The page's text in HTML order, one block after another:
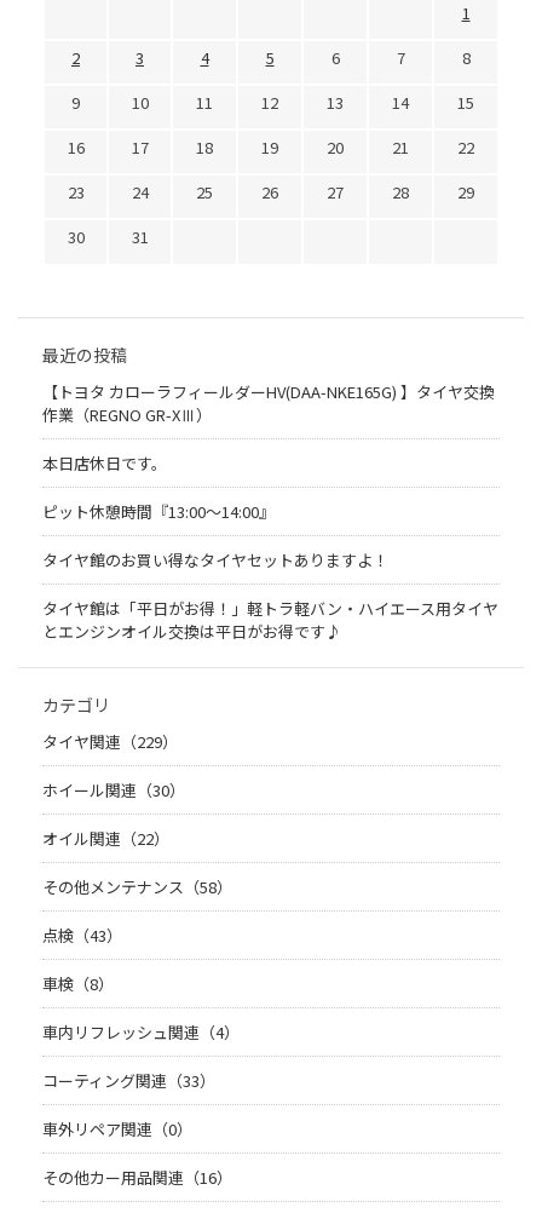
1
2
3 4 5 6 7
8
9
10 11 12 13 14
15
16
17 18 19 20 21
22
23
24 25 26 27 28
29
30
31
最近の投稿
【トヨタ カローラフィールダーHV(DAA-NKE165G) 】タイヤ交換
作業（REGNO GR-XⅢ）
本日店休日です。
ピット休憩時間『13:00～14:00』
タイヤ館のお買い得なタイヤセットありますよ！
タイヤ館は「平日がお得！」軽トラ軽バン・ハイエース用タイヤ
とエンジンオイル交換は平日がお得です♪
カテゴリ
タイヤ関連（229）
ホイール関連（30）
オイル関連（22）
その他メンテナンス（58）
点検（43）
車検（8）
車内リフレッシュ関連（4）
コーティング関連（33）
車外リペア関連（0）
その他カー用品関連（16）